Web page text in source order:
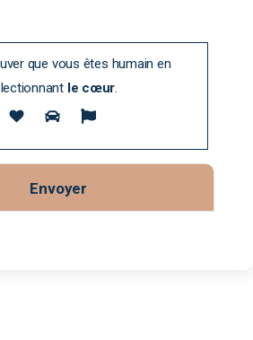
que vous êtes humain en
le cœur.